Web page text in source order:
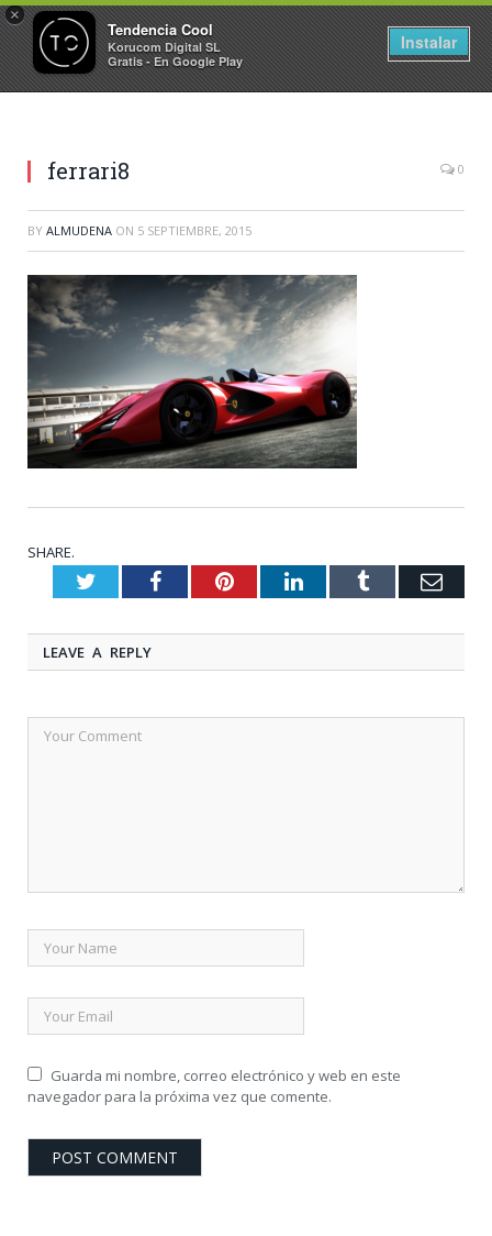
×
Tendencia Cool
Korucom Digital SL
Gratis - En Google Play
Instalar
ferrari8 0
BY ALMUDENA ON 5 SEPTIEMBRE, 2015
SHARE.
TwitterFacebookPinterestLinkedInTumblr
LEAVE A REPLY
Guarda mi nombre, correo electrónico y web en este
navegador para la próxima vez que comente.